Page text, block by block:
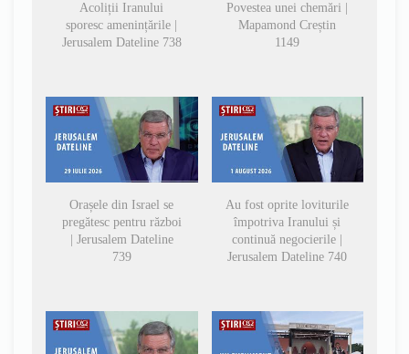
Acoliții Iranului
sporesc amenințările |
Jerusalem Dateline 738
Povestea unei chemări |
Mapamond Creștin
1149
Orașele din Israel se
pregătesc pentru război
| Jerusalem Dateline
739
Au fost oprite loviturile
împotriva Iranului și
continuă negocierile |
Jerusalem Dateline 740